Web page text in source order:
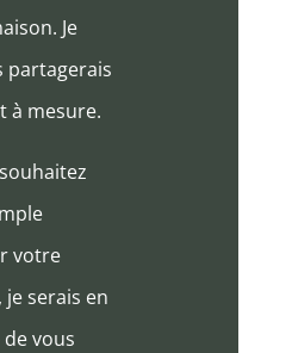
Je
partagerais
à mesure.
votre
je serais en
vous